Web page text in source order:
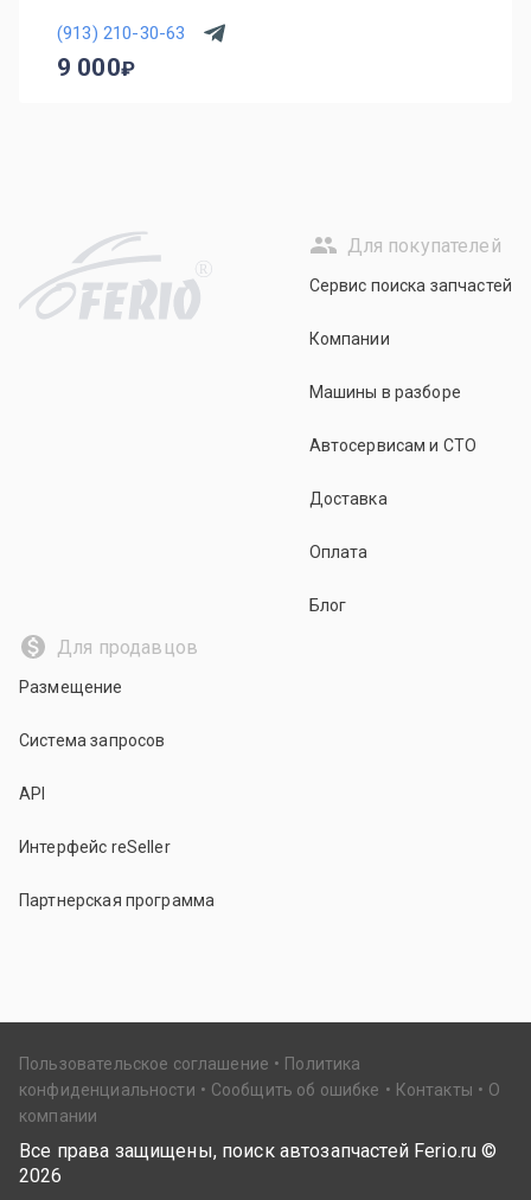
(913) 210-30-63
9 000
R
Для покупателей
Сервис поиска запчастей
Компании
Машины в разборе
Автосервисам и СТО
Доставка
Оплата
Блог
Для продавцов
Размещение
Система запросов
API
Интерфейс reSeller
Партнерская программа
Пользовательское соглашение
Политика
конфиденциальности
Сообщить об ошибке Контакты
О
компании
Все права защищены, поиск автозапчастей Ferio.ru ©
2026